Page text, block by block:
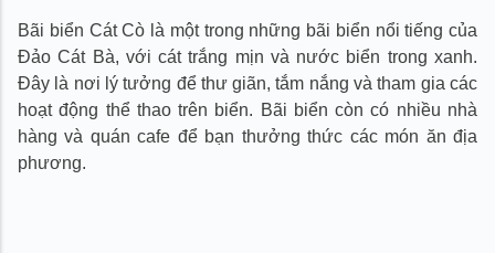
Bãi biển Cát Cò là một trong những bãi biển nổi tiếng của
Đảo Cát Bà, với cát trắng mịn và nước biển trong xanh.
Đây là nơi lý tưởng để thư giãn, tắm nắng và tham gia các
hoạt động thể thao trên biển. Bãi biển còn có nhiều nhà
hàng và quán cafe để bạn thưởng thức các món ăn địa
phương.